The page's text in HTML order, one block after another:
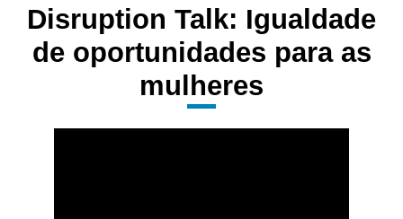
Disruption Talk: Igualdade
de oportunidades para as
mulheres